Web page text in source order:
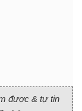
được & tự tin